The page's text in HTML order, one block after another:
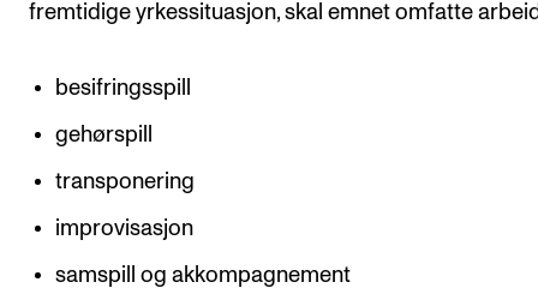
fremtidige yrkessituasjon, skal emnet omfatte
besifringsspill
gehørspill
transponering
improvisasjon
samspill og akkompagnement